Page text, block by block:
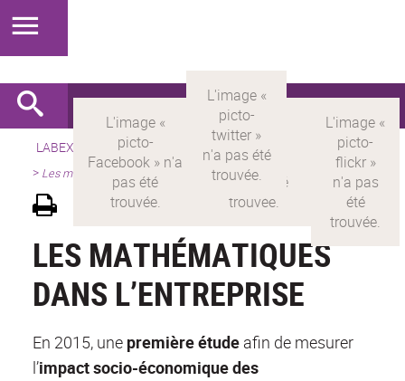
LABEX > LABEX MILYON Version française
Présentation
> Les mathématiques dans l’entreprise
LES MATHÉMATIQUES
DANS L’ENTREPRISE
En 2015, une première étude afin de mesurer
l’impact socio-économique des